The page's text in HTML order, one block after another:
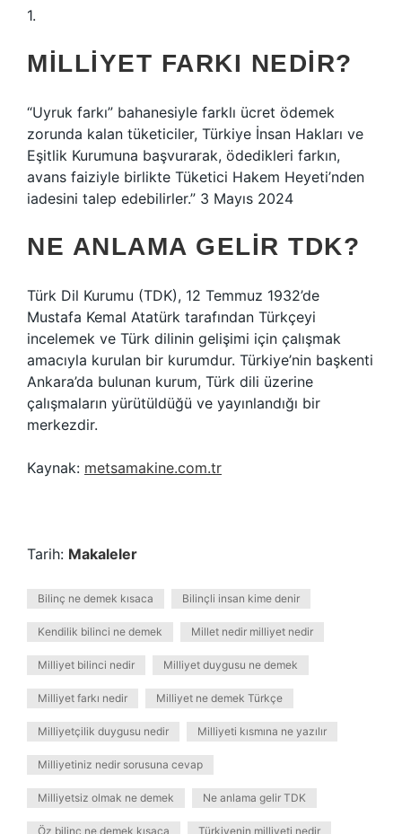
1.
MILLIYET FARKI NEDIR?
“Uyruk farkı” bahanesiyle farklı ücret ödemek
zorunda kalan tüketiciler, Türkiye İnsan Hakları ve
Eşitlik Kurumuna başvurarak, ödedikleri farkın,
avans faiziyle birlikte Tüketici Hakem Heyeti’nden
iadesini talep edebilirler.” 3 Mayıs 2024
NE ANLAMA GELIR TDK?
Türk Dil Kurumu (TDK), 12 Temmuz 1932’de
Mustafa Kemal Atatürk tarafından Türkçeyi
incelemek ve Türk dilinin gelişimi için çalışmak
amacıyla kurulan bir kurumdur. Türkiye’nin başkenti
Ankara’da bulunan kurum, Türk dili üzerine
çalışmaların yürütüldüğü ve yayınlandığı bir
merkezdir.
Kaynak: metsamakine.com.tr
Tarih: Makaleler
Bilinç ne demek kısaca Bilinçli insan kime denir
Kendilik bilinci ne demek Millet nedir milliyet nedir
Milliyet bilinci nedir Milliyet duygusu ne demek
Milliyet farkı nedir Milliyet ne demek Türkçe
Milliyetçilik duygusu nedir Milliyeti kısmına ne yazılır
Milliyetiniz nedir sorusuna cevap
Milliyetsiz olmak ne demek Ne anlama gelir TDK
Öz bilinç ne demek kısaca Türkiyenin milliyeti nedir